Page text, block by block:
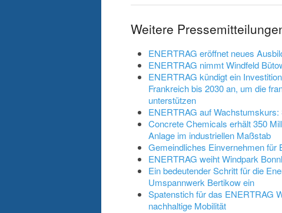
Weitere
ENERTRAG eröffnet neues
ENERTRAG nimmt Windfeld
ENERTRAG kündigt ein
Frankreich bis 2030 an, um die
unterstützen
ENERTRAG auf
Concrete Chemicals erhält 350
Anlage im industriellen Maßstab
Gemeindliches Einvernehmen für
ENERTRAG weiht Windpark
Ein bedeutender Schritt für die
Umspannwerk Bertikow ein
Spatenstich für das ENERTRAG
nachhaltige Mobilität